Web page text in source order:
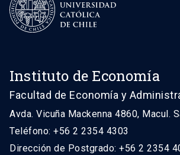
Instituto de Economía
Facultad de Economía y
Avda. Vicuña Mackenna 4860, Macul.
Teléfono: +56 2 2354 4303
Dirección de Postgrado: +56 2 2354